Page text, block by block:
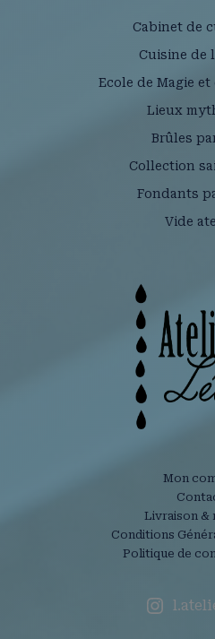
Cabinet de
Cuisine de
Ecole de Magie
Lieux
Brûles
Collection
Fondants
Vide
Mon
Livraison &
Conditions
Politique de